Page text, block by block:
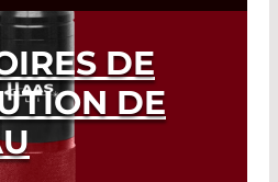
DE
DE